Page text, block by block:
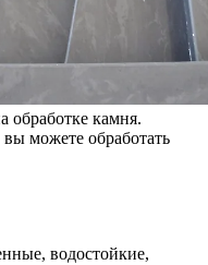
обработке камня.
можете обработать
водостойкие,